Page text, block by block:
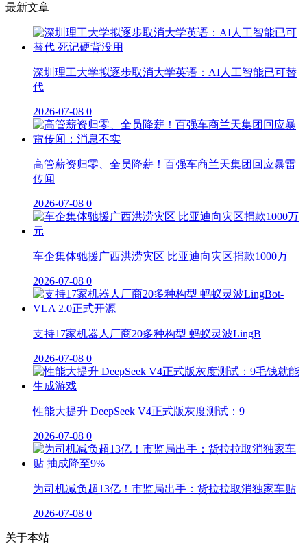
最新文章
深圳理工大学拟逐步取消大学英语：AI人工智能已可替
代
2026-07-08 0
高管薪资归零、全员降薪！百强车商兰天集团回应暴雷
传闻
2026-07-08 0
车企集体驰援广西洪涝灾区 比亚迪向灾区捐款1000万
2026-07-08 0
支持17家机器人厂商20多种构型 蚂蚁灵波LingB
2026-07-08 0
性能大提升 DeepSeek V4正式版灰度测试：9
2026-07-08 0
为司机减负超13亿！市监局出手：货拉拉取消独家车贴
2026-07-08 0
关于本站